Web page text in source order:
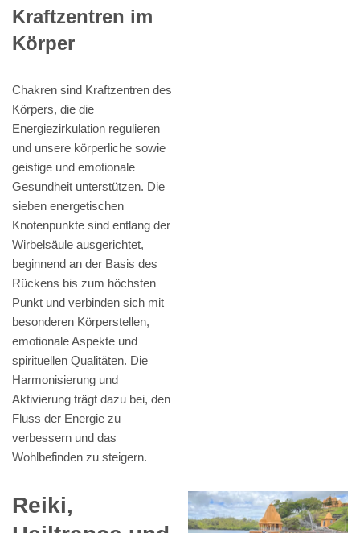
Kraftzentren im
Körper
Chakren sind Kraftzentren des
Körpers, die die
Energiezirkulation regulieren
und unsere körperliche sowie
geistige und emotionale
Gesundheit unterstützen. Die
sieben energetischen
Knotenpunkte sind entlang der
Wirbelsäule ausgerichtet,
beginnend an der Basis des
Rückens bis zum höchsten
Punkt und verbinden sich mit
besonderen Körperstellen,
emotionale Aspekte und
spirituellen Qualitäten. Die
Harmonisierung und
Aktivierung trägt dazu bei, den
Fluss der Energie zu
verbessern und das
Wohlbefinden zu steigern.
Reiki,